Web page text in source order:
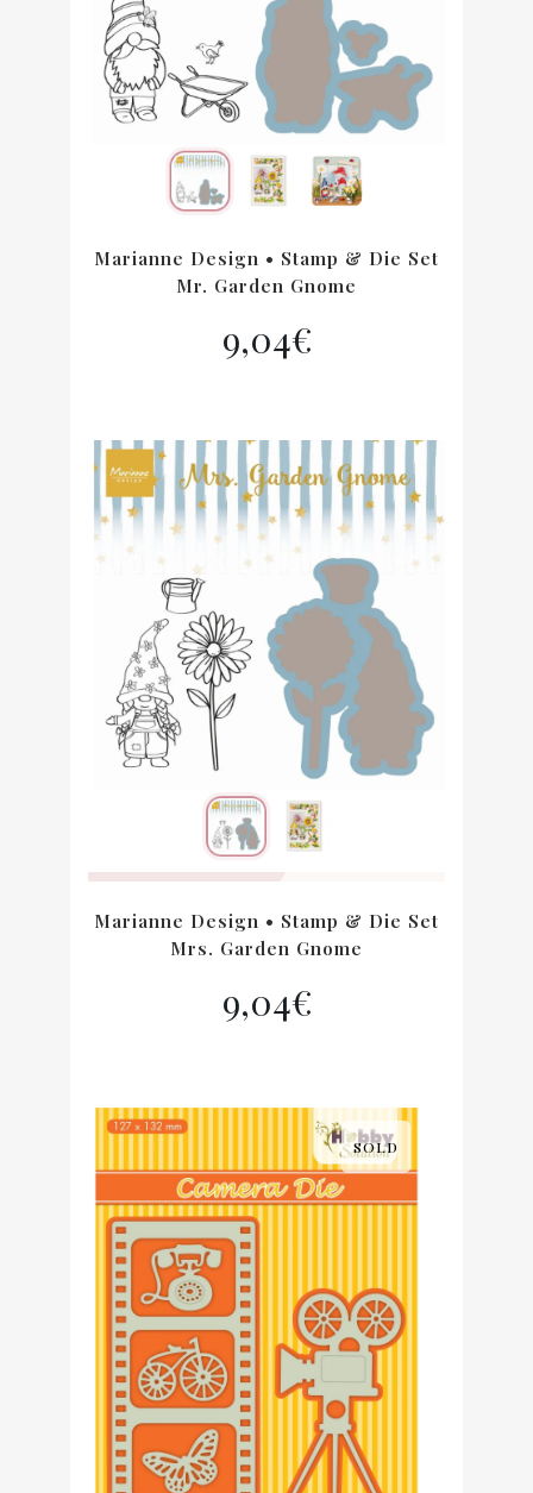
Marianne Design • Stamp & Die Set
Mr. Garden Gnome
9,04€
Marianne Design • Stamp & Die Set
Mrs. Garden Gnome
9,04€
SOLD